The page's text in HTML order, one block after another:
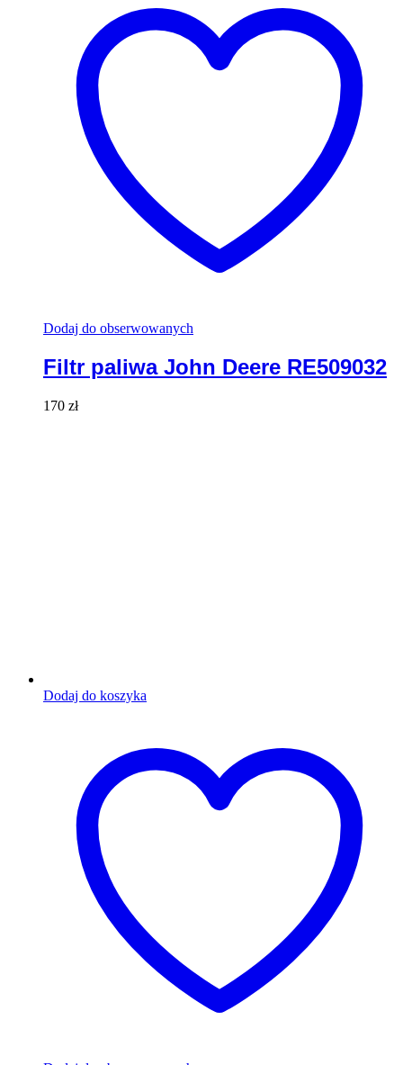
Dodaj do obserwowanych
Filtr paliwa John Deere RE509032
170 zł
Dodaj do koszyka